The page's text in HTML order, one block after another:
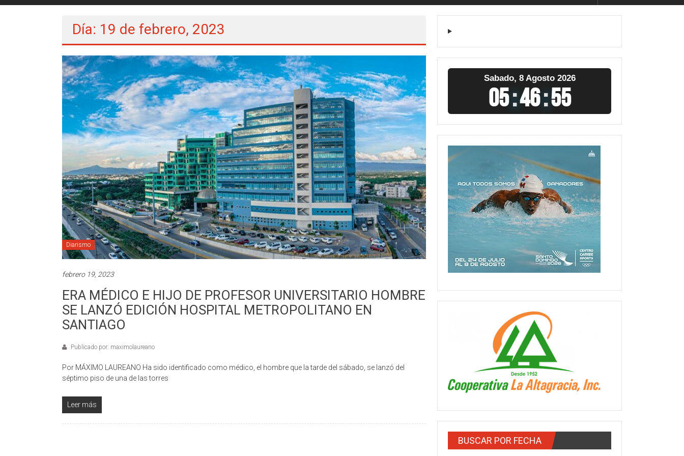
Día: 19 de febrero, 2023
Diarismo
febrero 19, 2023
ERA MÉDICO E HIJO DE PROFESOR UNIVERSITARIO HOMBRE
SE LANZÓ EDICIÓN HOSPITAL METROPOLITANO EN
SANTIAGO
Publicado por: maximolaureano
Por MÁXIMO LAUREANO Ha sido identificado como médico, el hombre que la tarde del sábado, se lanzó del
séptimo piso de una de las torres
Leer más
Sabado, 8 Agosto 2026
05:46:56
BUSCAR POR FECHA